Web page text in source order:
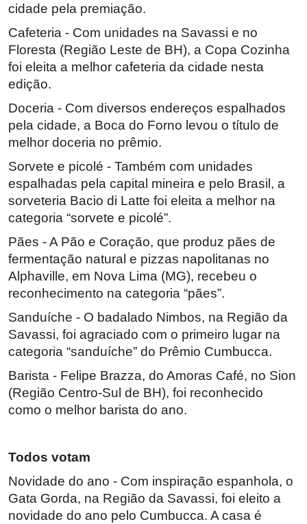
cidade pela premiação.
Cafeteria - Com unidades na Savassi e no
Floresta (Região Leste de BH), a Copa Cozinha
foi eleita a melhor cafeteria da cidade nesta
edição.
Doceria - Com diversos endereços espalhados
pela cidade, a Boca do Forno levou o título de
melhor doceria no prêmio.
Sorvete e picolé - Também com unidades
espalhadas pela capital mineira e pelo Brasil, a
sorveteria Bacio di Latte foi eleita a melhor na
categoria “sorvete e picolé”.
Pães - A Pão e Coração, que produz pães de
fermentação natural e pizzas napolitanas no
Alphaville, em Nova Lima (MG), recebeu o
reconhecimento na categoria “pães”.
Sanduíche - O badalado Nimbos, na Região da
Savassi, foi agraciado com o primeiro lugar na
categoria “sanduíche” do Prêmio Cumbucca.
Barista - Felipe Brazza, do Amoras Café, no Sion
(Região Centro-Sul de BH), foi reconhecido
como o melhor barista do ano.
Todos votam
Novidade do ano - Com inspiração espanhola, o
Gata Gorda, na Região da Savassi, foi eleito a
novidade do ano pelo Cumbucca. A casa é